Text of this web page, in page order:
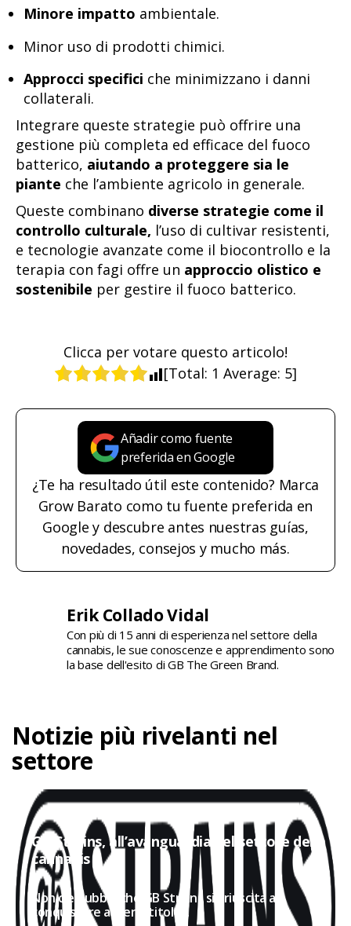
Minore impatto ambientale.
Minor uso di prodotti chimici.
Approcci specifici che minimizzano i danni
collaterali.
Integrare queste strategie può offrire una
gestione più completa ed efficace del fuoco
batterico, aiutando a proteggere sia le
piante che l’ambiente agricolo in generale.
Queste combinano diverse strategie come il
controllo culturale, l’uso di cultivar resistenti,
e tecnologie avanzate come il biocontrollo e la
terapia con fagi offre un approccio olistico e
sostenibile per gestire il fuoco batterico.
Clicca per votare questo articolo!
[Total: 1 Average: 5]
Añadir como fuente
preferida en Google
¿Te ha resultado útil este contenido? Marca
Grow Barato como tu fuente preferida en
Google y descubre antes nuestras guías,
novedades, consejos y mucho más.
Erik Collado Vidal
Con più di 15 anni di esperienza nel settore della
cannabis, le sue conoscenze e apprendimento sono
la base dell'esito di GB The Green Brand.
Notizie più rivelanti nel
settore
GB Strains, all’avanguardia nel settore della
cannabis
Non c'è dubbio che GB Strains sia riuscita a
conquistare a pieno titolo...